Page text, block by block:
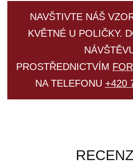
NAVŠTIVTE NÁŠ
KVĚTNÉ U POLIČKY.
PROSTŘEDNICTVÍM
NA TELEFONU +420